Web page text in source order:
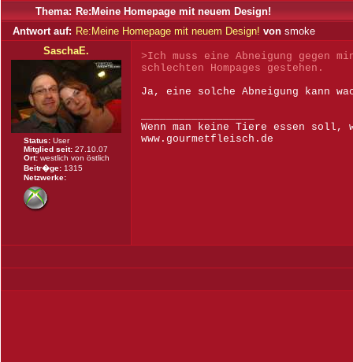
Thema: Re:Meine Homepage mit neuem Design!
Antwort auf: Re:Meine Homepage mit neuem Design! von smoke
SaschaE.
Status: User
Mitglied seit: 27.10.07
Ort: westlich von östlich
Beitr�ge: 1315
Netzwerke:
>Ich muss eine Abneigung gegen
schlechten Hompages gestehen.
Ja, eine solche Abneigung kann
Wenn man keine Tiere essen soll,
www.gourmetfleisch.de